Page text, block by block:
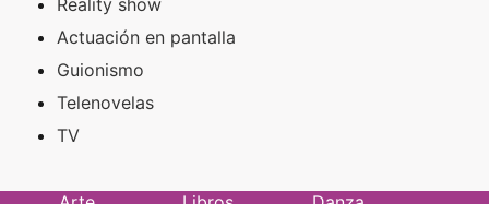
Actuación en pantalla
Guionismo
Telenovelas
TV